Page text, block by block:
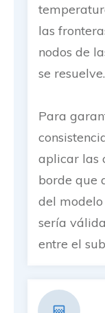
las
nodos de
se resuelve.
Para
aplicar las
borde que
del
sería
entre el